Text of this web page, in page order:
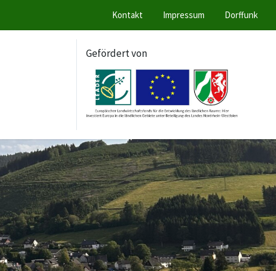
Kontakt Impressum Dorffunk
Gefördert von